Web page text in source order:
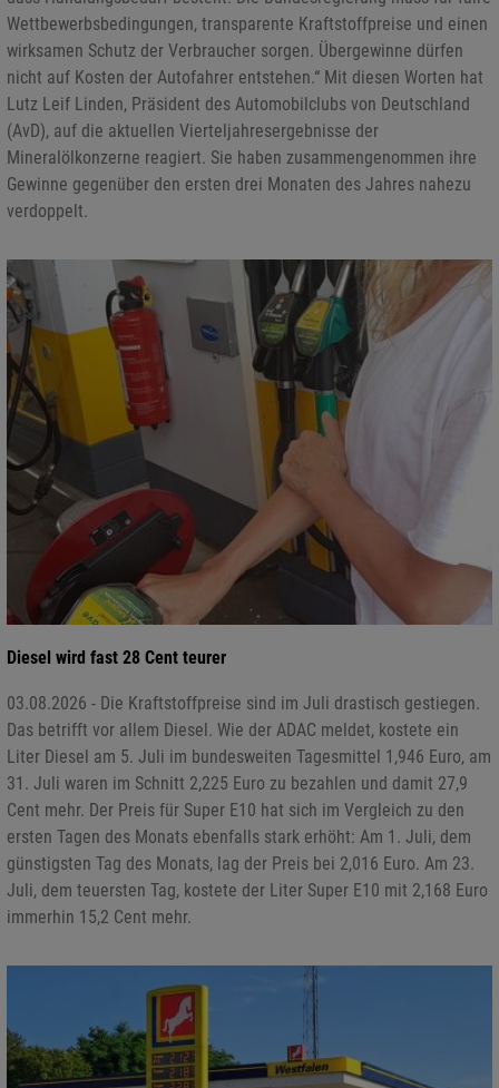
Wettbewerbsbedingungen, transparente Kraftstoffpreise und einen
wirksamen Schutz der Verbraucher sorgen. Übergewinne dürfen
nicht auf Kosten der Autofahrer entstehen.“ Mit diesen Worten hat
Lutz Leif Linden, Präsident des Automobilclubs von Deutschland
(AvD), auf die aktuellen Vierteljahresergebnisse der
Mineralölkonzerne reagiert. Sie haben zusammengenommen ihre
Gewinne gegenüber den ersten drei Monaten des Jahres nahezu
verdoppelt.
Diesel wird fast 28 Cent teurer
03.08.2026 - Die Kraftstoffpreise sind im Juli drastisch gestiegen.
Das betrifft vor allem Diesel. Wie der ADAC meldet, kostete ein
Liter Diesel am 5. Juli im bundesweiten Tagesmittel 1,946 Euro, am
31. Juli waren im Schnitt 2,225 Euro zu bezahlen und damit 27,9
Cent mehr. Der Preis für Super E10 hat sich im Vergleich zu den
ersten Tagen des Monats ebenfalls stark erhöht: Am 1. Juli, dem
günstigsten Tag des Monats, lag der Preis bei 2,016 Euro. Am 23.
Juli, dem teuersten Tag, kostete der Liter Super E10 mit 2,168 Euro
immerhin 15,2 Cent mehr.